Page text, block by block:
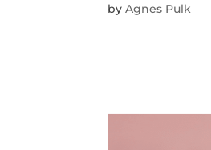
byAgnes Pulk